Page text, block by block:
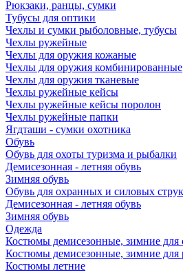
Рюкзаки, ранцы, сумки
Тубусы для оптики
Чехлы и сумки рыболовные, тубусы
Чехлы ружейные
Чехлы для оружия кожаные
Чехлы для оружия комбинированные
Чехлы для оружия тканевые
Чехлы ружейные кейсы
Чехлы ружейные кейсы поролон
Чехлы ружейные папки
Ягдташи - сумки охотника
Обувь
Обувь для охоты туризма и рыбалки
Демисезонная - летняя обувь
Зимняя обувь
Обувь для охранных и силовых
Демисезонная - летняя обувь
Зимняя обувь
Одежда
Костюмы демисезонные, зимние для
Костюмы демисезонные, зимние для
Костюмы летние